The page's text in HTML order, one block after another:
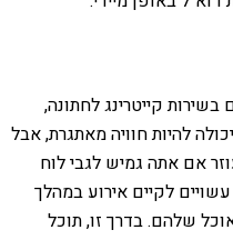
קייטרינג לחתונה,
להיות חוויה מאתגרת, אבל
אם אתה גמיש לגבי לוח
לקיים אירוע במהלך
שלהם. בדרך זו, תוכל